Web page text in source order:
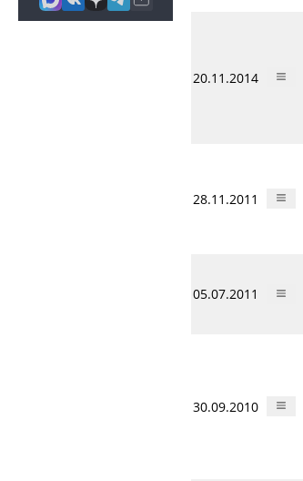
20.11.2014
28.11.2011
05.07.2011
30.09.2010